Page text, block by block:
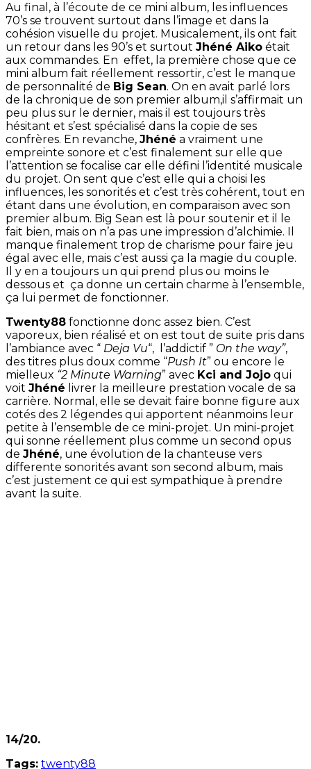
Au final, à l’écoute de ce mini album, les influences
70’s se trouvent surtout dans l’image et dans la
cohésion visuelle du projet. Musicalement, ils ont fait
un retour dans les 90’s et surtout Jhéné Aiko était
aux commandes. En effet, la première chose que ce
mini album fait réellement ressortir, c’est le manque
de personnalité de Big Sean. On en avait parlé lors
de la chronique de son premier album,il s’affirmait un
peu plus sur le dernier, mais il est toujours très
hésitant et s’est spécialisé dans la copie de ses
confrères. En revanche, Jhéné a vraiment une
empreinte sonore et c’est finalement sur elle que
l’attention se focalise car elle défini l’identité musicale
du projet. On sent que c’est elle qui a choisi les
influences, les sonorités et c’est très cohérent, tout en
étant dans une évolution, en comparaison avec son
premier album. Big Sean est là pour soutenir et il le
fait bien, mais on n’a pas une impression d’alchimie. Il
manque finalement trop de charisme pour faire jeu
égal avec elle, mais c’est aussi ça la magie du couple.
Il y en a toujours un qui prend plus ou moins le
dessous et ça donne un certain charme à l’ensemble,
ça lui permet de fonctionner.
Twenty88 fonctionne donc assez bien. C’est
vaporeux, bien réalisé et on est tout de suite pris dans
l’ambiance avec “ Deja Vu“, l’addictif ” On the way”,
des titres plus doux comme “Push It” ou encore le
mielleux “2 Minute Warning” avec Kci and Jojo qui
voit Jhéné livrer la meilleure prestation vocale de sa
carrière. Normal, elle se devait faire bonne figure aux
cotés des 2 légendes qui apportent néanmoins leur
petite à l’ensemble de ce mini-projet. Un mini-projet
qui sonne réellement plus comme un second opus
de Jhéné, une évolution de la chanteuse vers
differente sonorités avant son second album, mais
c’est justement ce qui est sympathique à prendre
avant la suite.
14/20.
Tags: twenty88